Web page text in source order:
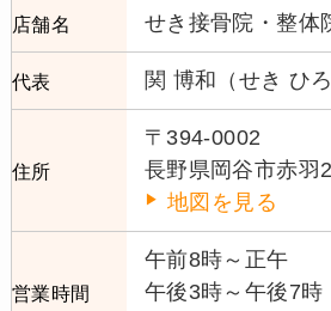
店舗名 せき接骨院・整体
代表 関 博和（せき ひろ
住所
〒394-0002
長野県岡谷市赤羽
地図を見る
営業時間
午前8時～正午
午後3時～午後7時